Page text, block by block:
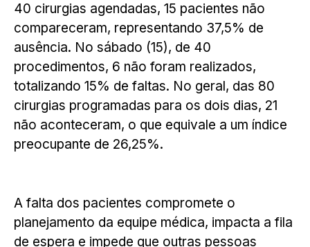
40 cirurgias agendadas, 15 pacientes não
compareceram, representando 37,5% de
ausência. No sábado (15), de 40
procedimentos, 6 não foram realizados,
totalizando 15% de faltas. No geral, das 80
cirurgias programadas para os dois dias, 21
não aconteceram, o que equivale a um índice
preocupante de 26,25%.
A falta dos pacientes compromete o
planejamento da equipe médica, impacta a fila
de espera e impede que outras pessoas